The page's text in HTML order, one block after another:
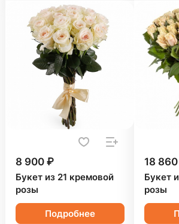
8 900 ₽
Букет из 21 кремовой
розы
Подробнее
18
Букет
розы